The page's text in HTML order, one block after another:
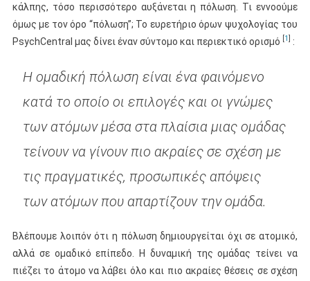
κάλπης, τόσο περισσότερο αυξάνεται η πόλωση. Τι εννοούμε
όμως με τον όρο “πόλωση”; Το ευρετήριο όρων ψυχολογίας του
PsychCentral μας δίνει έναν σύντομο και περιεκτικό ορισμό
1 :
Η ομαδική πόλωση είναι ένα φαινόμενο
κατά το οποίο οι επιλογές και οι γνώμες
των ατόμων μέσα στα πλαίσια μιας ομάδας
τείνουν να γίνουν πιο ακραίες σε σχέση με
τις πραγματικές, προσωπικές απόψεις
των ατόμων που απαρτίζουν την ομάδα.
Βλέπουμε λοιπόν ότι η πόλωση δημιουργείται όχι σε ατομικό,
αλλά σε ομαδικό επίπεδο. Η δυναμική της ομάδας τείνει να
πιέζει το άτομο να λάβει όλο και πιο ακραίες θέσεις σε σχέση